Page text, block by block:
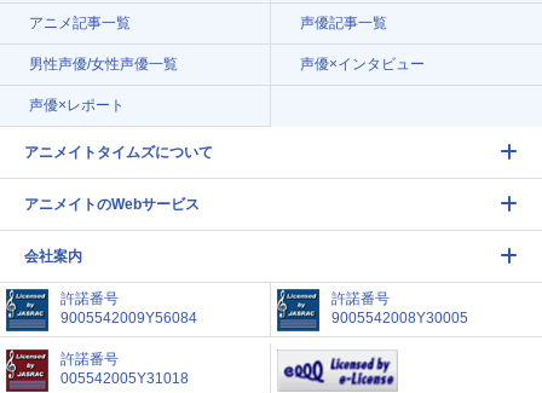
アニメ記事一覧 声優記事一覧
男性声優/女性声優一覧 声優×インタビュー
声優×レポート
アニメイトタイムズについて
アニメイトのWebサービス
会社案内
許諾番号
9005542009Y56084
許諾番号
9005542008Y30005
許諾番号
005542005Y31018